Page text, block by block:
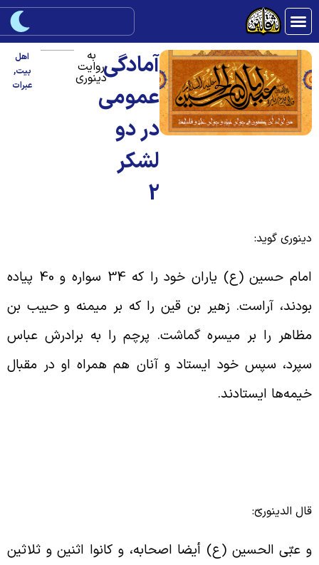
آمادگی
عمومی
در دو
لشکر
2
روایت
دینوری
اهل
بیت,
عبرات
گوید:
امام حسین (ع) یاران خود را که 34 سواره و 40 پیاده
آراست. زهیر بن قین را که بر میمنه و حبیب بن
را بر میسره گماشت. پرچم را به برادرش عباس
سپس خود ایستاد و آنان هم همراه او در مقبال
ایستادند.
الدینوریّ:
عبّى الحسين (ع) أيضا اصحابه، و كانوا اثنين و ثلاثين